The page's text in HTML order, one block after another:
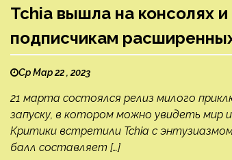
Tchia вышла на консолях
подписчикам
Ср Мар 22 , 2023
21 марта состоялся релиз милого
запуску, в котором можно увидеть мир
Критики встретили Tchia с
балл составляет […]